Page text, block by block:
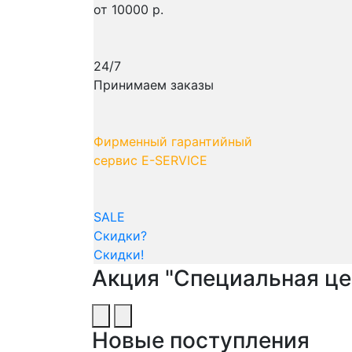
от 10000 р.
24/7
Принимаем заказы
Фирменный гарантийный
сервис E-SERVICE
SALE
Скидки?
Скидки!
Акция "Специальная
Новые поступления